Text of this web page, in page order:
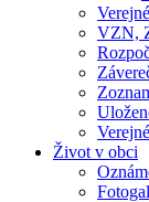
VZN,
Život v obci